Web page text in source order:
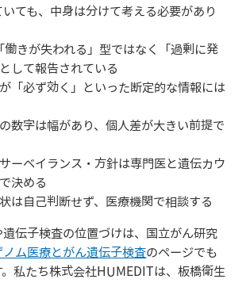
ても、中身は分けて考える必要があり
働きが失われる」型ではなく「過剰に発
して報告されている
「必ず効く」といった断定的な情報には
数字は幅があり、個人差が大きい前提で
ーベイランス・方針は専門医と遺伝カウ
決める
は自己判断せず、医療機関で相談する
伝子検査の位置づけは、国立がん研究
ノム医療とがん遺伝子検査のページでも
私たち株式会社HUMEDITは、板橋衛生